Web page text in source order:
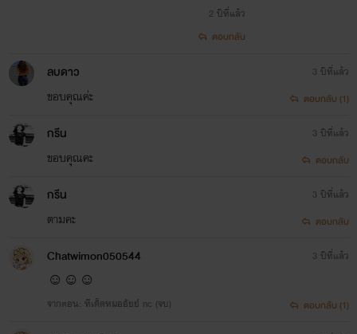
2 ปีที่แล้ว
ตอบกลับ
ลบดาว
ขอบคุณค่ะ
3 ปีที่แล้ว
ตอบกลับ (1)
กรีน
ขอบคุณคะ
3 ปีที่แล้ว
ตอบกลับ
กรีน
ตามคะ
3 ปีที่แล้ว
ตอบกลับ
Chatwimon050544
☺☺☺
จากตอน: ทีเด็ดหมออัยย์ nc (จบ)
3 ปีที่แล้ว
ตอบกลับ (1)